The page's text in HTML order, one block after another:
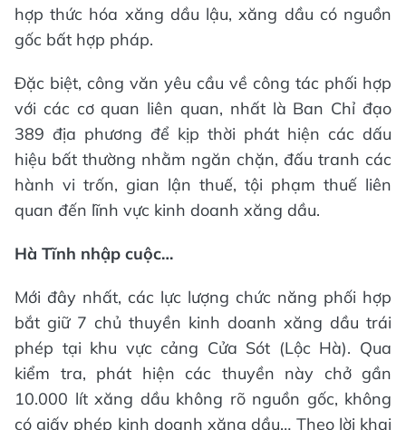
hợp thức hóa xăng dầu lậu, xăng dầu có nguồn
gốc bất hợp pháp.
Đặc biệt, công văn yêu cầu về công tác phối hợp
với các cơ quan liên quan, nhất là Ban Chỉ đạo
389 địa phương để kịp thời phát hiện các dấu
hiệu bất thường nhằm ngăn chặn, đấu tranh các
hành vi trốn, gian lận thuế, tội phạm thuế liên
quan đến lĩnh vực kinh doanh xăng dầu.
Hà Tĩnh nhập cuộc…
Mới đây nhất, các lực lượng chức năng phối hợp
bắt giữ 7 chủ thuyền kinh doanh xăng dầu trái
phép tại khu vực cảng Cửa Sót (Lộc Hà). Qua
kiểm tra, phát hiện các thuyền này chở gần
10.000 lít xăng dầu không rõ nguồn gốc, không
có giấy phép kinh doanh xăng dầu… Theo lời khai